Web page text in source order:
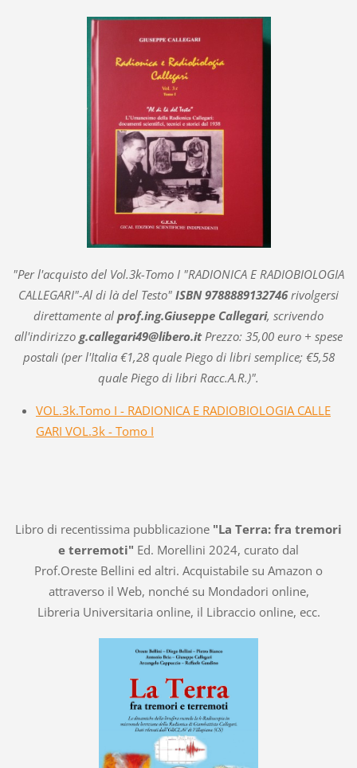
"Per l'acquisto del Vol.3k-Tomo I "RADIONICA E RADIOBIOLOGIA
CALLEGARI"-Al di là del Testo" ISBN 9788889132746rivolgersi
direttamente al prof.ing.Giuseppe Callegari, scrivendo
all'indirizzo g.callegari49@libero.itPrezzo: 35,00 euro + spese
postali (per l'Italia €1,28 quale Piego di libri semplice; €5,58
quale Piego di libri Racc.A.R.)".
VOL.3k.Tomo I - RADIONICA E RADIOBIOLOGIA CALLE
GARI VOL.3k - Tomo I
Libro di recentissima pubblicazione "La Terra: fra tremori
e terremoti" Ed. Morellini 2024, curato dal
Prof.Oreste Bellini ed altri. Acquistabile su Amazon o
attraverso il Web, nonché su Mondadori online,
Libreria Universitaria online, il Libraccio online, ecc.